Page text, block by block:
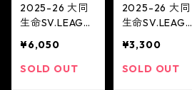
2025-26 大同
生命SV.LEAGU
HIP Finals T
シャツ(MEN)
¥6,050
SOLD OUT
2025-26 大同
生命SV.LEAGU
HIP Finals タオ
ルマフラー(ME
¥3,300
SOLD OUT